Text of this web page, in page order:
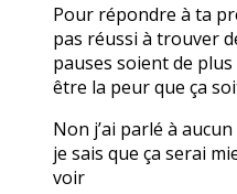
Pour répondre à ta
pas réussi à trouver
pauses soient de
être la peur que ça
Non j’ai parlé à
je sais que ça serai
voir